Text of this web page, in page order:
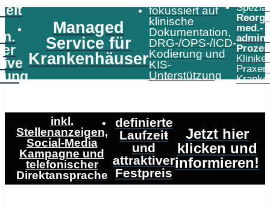
Managed
Service für
Krankenhäuser
fokussiert auf
klinische
Dokumentation,
DRG-/OPS-/ICD-
Kodierung und
KIS-
Unterstützung
med.-
inkl.
Stellenanzeigen,
Social-Media
Kampagne und
telefonischer
Direktansprache
definierte
Laufzeit
und
attraktiver
Festpreis
Jetzt hier
klicken und
informieren!